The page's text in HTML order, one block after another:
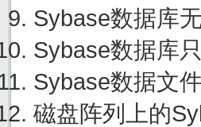
Sybase数据库
Sybase数据库
Sybase数据文
磁盘阵列上的